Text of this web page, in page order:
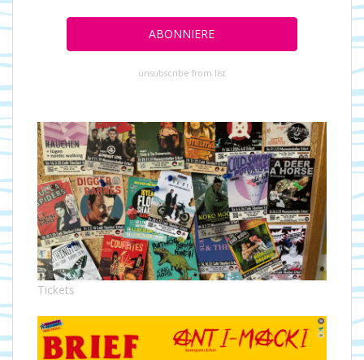
unsubscribe from list
Tickets